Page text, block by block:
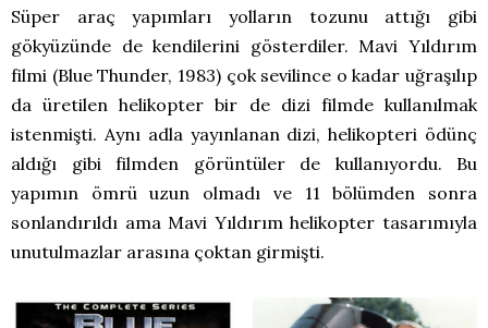
Süper araç yapımları yolların tozunu attığı gibi
gökyüzünde de kendilerini gösterdiler. Mavi Yıldırım
filmi (Blue Thunder, 1983) çok sevilince o kadar uğraşılıp
da üretilen helikopter bir de dizi filmde kullanılmak
istenmişti. Aynı adla yayınlanan dizi, helikopteri ödünç
aldığı gibi filmden görüntüler de kullanıyordu. Bu
yapımın ömrü uzun olmadı ve 11 bölümden sonra
sonlandırıldı ama Mavi Yıldırım helikopter tasarımıyla
unutulmazlar arasına çoktan girmişti.